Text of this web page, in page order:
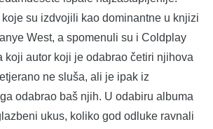
su izdvojili kao dominantne u knjizi
West, a spomenuli su i Coldplay
koji autor koji je odabrao četiri njihova
ne sluša, ali je ipak iz
odabrao baš njih. U odabiru albuma
ukus, koliko god odluke ravnali